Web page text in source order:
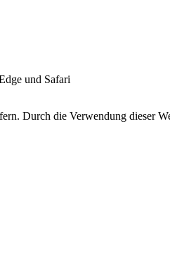
und Safari
Durch die Verwendung dieser